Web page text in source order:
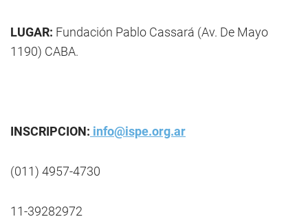
LUGAR: Fundación Pablo Cassará (Av. De Mayo
1190) CABA.
INSCRIPCION: info@ispe.org.ar
(011) 4957-4730
11-39282972